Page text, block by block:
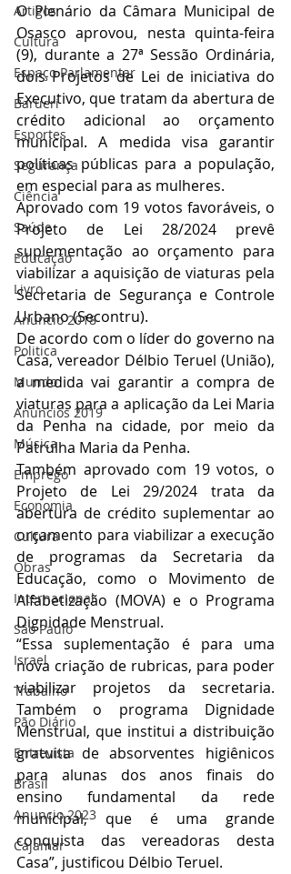
Artigos
Cultura
Espaço Parlamentar
Barueri
Esportes
Segurança
Ciência
Saúde
Educação
Livro
Anuncio 2018
Politica
Mundo
Anuncios 2019
Música
Emprego
Economia
Cultura
Obras
Internacional
São Paulo
Israel
Trabalho
Pão Diário
Entrevista
Brasil
Anuncio 2023
Cajamar
O Plenário da Câmara Municipal de
Osasco aprovou, nesta quinta-feira
(9), durante a 27ª Sessão Ordinária,
dois Projetos de Lei de iniciativa do
Executivo, que tratam da abertura de
crédito adicional ao orçamento
municipal. A medida visa garantir
políticas públicas para a população,
em especial para as mulheres.
Aprovado com 19 votos favoráveis, o
Projeto de Lei 28/2024 prevê
suplementação ao orçamento para
viabilizar a aquisição de viaturas pela
Secretaria de Segurança e Controle
Urbano (Secontru).
De acordo com o líder do governo na
Casa, vereador Délbio Teruel (União),
a medida vai garantir a compra de
viaturas para a aplicação da Lei Maria
da Penha na cidade, por meio da
Patrulha Maria da Penha.
Também aprovado com 19 votos, o
Projeto de Lei 29/2024 trata da
abertura de crédito suplementar ao
orçamento para viabilizar a execução
de programas da Secretaria da
Educação, como o Movimento de
Alfabetização (MOVA) e o Programa
Dignidade Menstrual.
“Essa suplementação é para uma
nova criação de rubricas, para poder
viabilizar projetos da secretaria.
Também o programa Dignidade
Menstrual, que institui a distribuição
gratuita de absorventes higiênicos
para alunas dos anos finais do
ensino fundamental da rede
municipal, que é uma grande
conquista das vereadoras desta
Casa”, justificou Délbio Teruel.